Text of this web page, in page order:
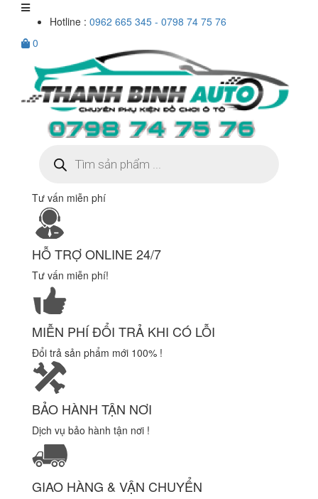
Hotline : 0962 665 345 - 0798 74 75 76
0
kiếm
sản
Tư vấn miễn phí
HỖ TRỢ ONLINE 24/7
Tư vấn miễn phí!
MIỄN PHÍ ĐỔI TRẢ KHI CÓ LỖI
Đổi trả sản phẩm mới 100% !
BẢO HÀNH TẬN NƠI
Dịch vụ bảo hành tận nơi !
GIAO HÀNG & VẬN CHUYỂN